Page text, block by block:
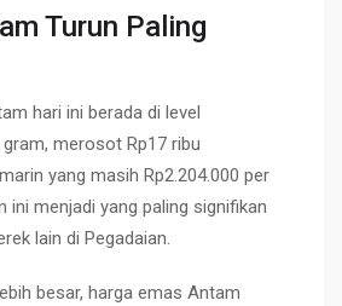
Turun Paling
hari ini berada di level
gram, merosot Rp17 ribu
yang masih Rp2.204.000 per
ini menjadi yang paling signifikan
lain di Pegadaian.
besar, harga emas Antam